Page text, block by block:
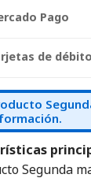
Pago
de
Segunda